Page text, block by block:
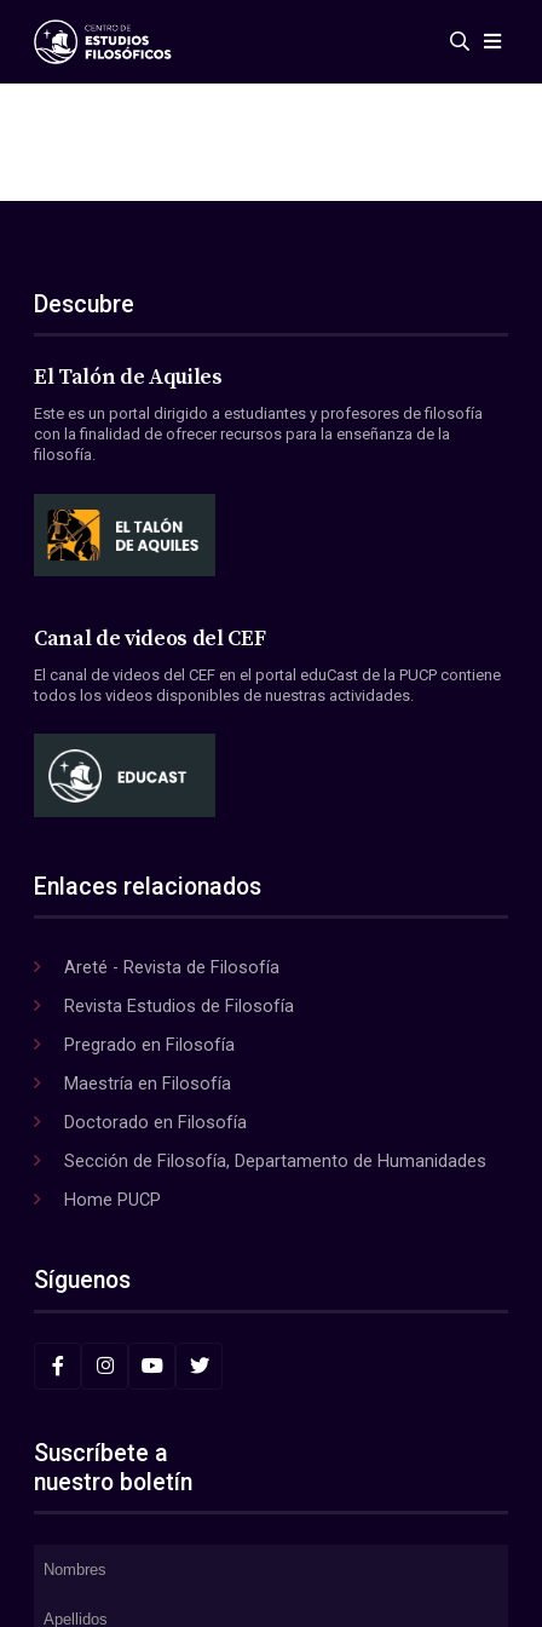
Eventos
ES
EN
Acerca de nosotros
Miembros
Convenios
Descubre
El Talón de Aquiles
Este es un portal dirigido a estudiantes y profesores de filosofía
con la finalidad de ofrecer recursos para la enseñanza de la
filosofía.
Canal de videos del CEF
El canal de videos del CEF en el portal eduCast de la PUCP contiene
todos los videos disponibles de nuestras actividades.
Enlaces relacionados
Areté - Revista de Filosofía
Revista Estudios de Filosofía
Pregrado en Filosofía
Maestría en Filosofía
Doctorado en Filosofía
Sección de Filosofía, Departamento de Humanidades
Home PUCP
Síguenos
Suscríbete a
nuestro boletín